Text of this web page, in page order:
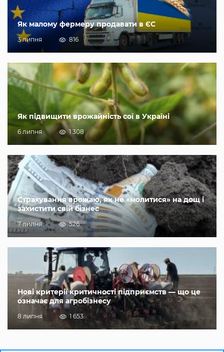
Як малому фермеру продавати в ЄС
3 липня 816
Як підвищити врожайність сої в Україні
6 липня 1 308
Страхування врожаю, як не «молитися» на дощ і
захистити свій бізнес
7 липня 526
Нові критерії критичності підприємств — що це
означає для агробізнесу
8 липня 1 653